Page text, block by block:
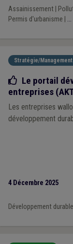
Assainissement|
Permis d'urbanisme
...
Stratégie/Management
Bonne
Le portail
entreprises
Les entreprises
développement
4 Décembre 2025
Développement durable